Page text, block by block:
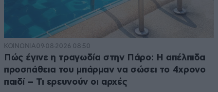
ΚΟΙΝΩΝΙΑ09·08·2026 08:50
Πώς έγινε η τραγωδία στην Πάρο: Η απέλπιδα
προσπάθεια του μπάρμαν να σώσει το 4χρονο
παιδί – Τι ερευνούν οι αρχές